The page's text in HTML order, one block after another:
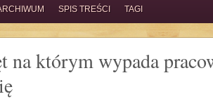
SPIS TREŚCI TAGI
na którym wypada